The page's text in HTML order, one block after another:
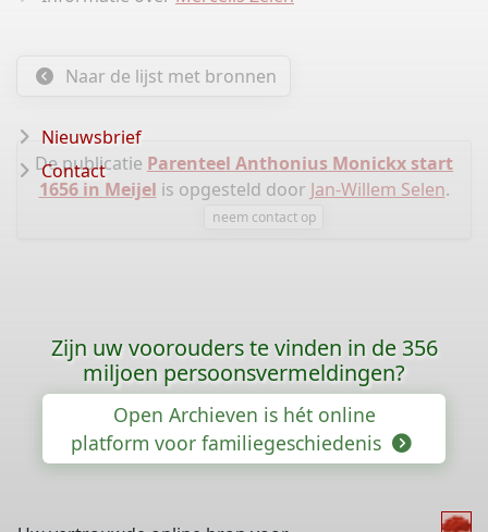
Naar de lijst met bronnen
De publicatie Parenteel Anthonius Monickx start
1656 in Meijel is opgesteld door Jan-Willem Selen.
neem contact op
Nieuwsbrief
Contact
Zijn uw voorouders te vinden in de 356
miljoen persoonsvermeldingen?
Open Archieven is hét online
platform voor familiegeschiedenis